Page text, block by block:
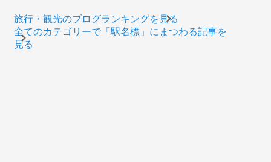
旅行・観光のブログランキングを見る
全てのカテゴリーで「駅名標」にまつわる記事を
見る